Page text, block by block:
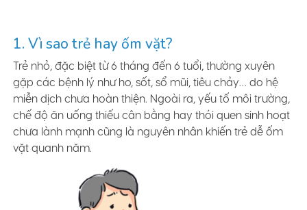
1. Vì sao trẻ hay ốm vặt?
Trẻ nhỏ, đặc biệt từ 6 tháng đến 6 tuổi, thường xuyên
gặp các bệnh lý như ho, sốt, sổ mũi, tiêu chảy… do hệ
miễn dịch chưa hoàn thiện. Ngoài ra, yếu tố môi trường,
chế độ ăn uống thiếu cân bằng hay thói quen sinh hoạt
chưa lành mạnh cũng là nguyên nhân khiến trẻ dễ ốm
vặt quanh năm.